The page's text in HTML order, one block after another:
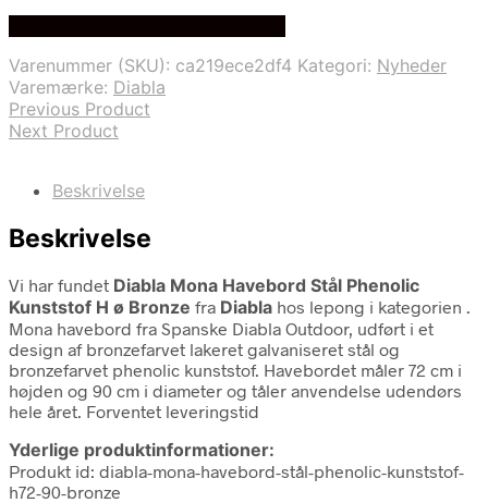
Varenummer (SKU): ca219ece2df4 Kategori: Nyheder
Varemærke: Diabla
Previous Product
Next Product
Beskrivelse
Beskrivelse
Vi har fundet Diabla Mona Havebord Stål Phenolic
Kunststof H ø Bronze fra Diabla hos lepong i kategorien .
Mona havebord fra Spanske Diabla Outdoor, udført i et
design af bronzefarvet lakeret galvaniseret stål og
bronzefarvet phenolic kunststof. Havebordet måler 72 cm i
højden og 90 cm i diameter og tåler anvendelse udendørs
hele året. Forventet leveringstid
Yderlige produktinformationer:
Produkt id: diabla-mona-havebord-stål-phenolic-kunststof-
h72-90-bronze